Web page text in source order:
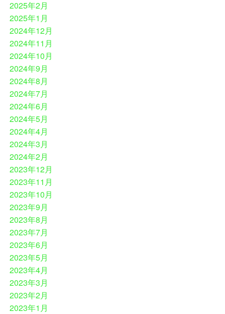
2025年2月
2025年1月
2024年12月
2024年11月
2024年10月
2024年9月
2024年8月
2024年7月
2024年6月
2024年5月
2024年4月
2024年3月
2024年2月
2023年12月
2023年11月
2023年10月
2023年9月
2023年8月
2023年7月
2023年6月
2023年5月
2023年4月
2023年3月
2023年2月
2023年1月